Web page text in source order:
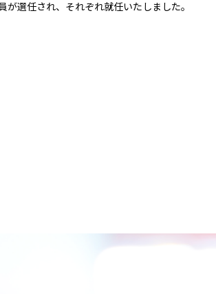
選任され、それぞれ就任いたしました。